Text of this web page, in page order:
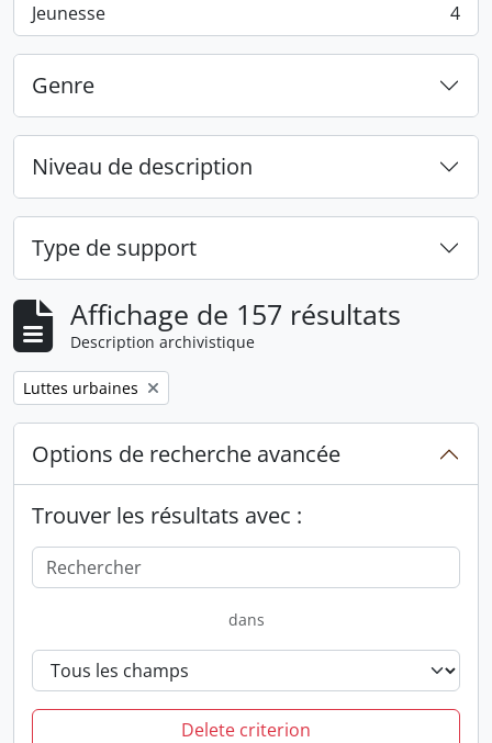
Jeunesse
, 4 résultats 4
Genre
Niveau de description
Type de support
Affichage de 157 résultats
Description archivistique
Remove filter:
Luttes urbaines
Options de recherche avancée
Trouver les résultats avec :
dans
Delete criterion